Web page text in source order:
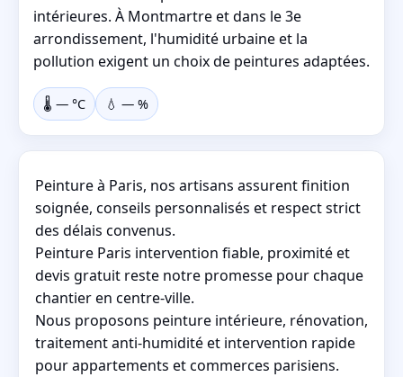
intérieures. À Montmartre et dans le 3e
arrondissement, l'humidité urbaine et la
pollution exigent un choix de peintures adaptées.
🌡️ — °C 💧 — %
Peinture à Paris, nos artisans assurent finition
soignée, conseils personnalisés et respect strict
des délais convenus.
Peinture Paris intervention fiable, proximité et
devis gratuit reste notre promesse pour chaque
chantier en centre-ville.
Nous proposons peinture intérieure, rénovation,
traitement anti-humidité et intervention rapide
pour appartements et commerces parisiens.